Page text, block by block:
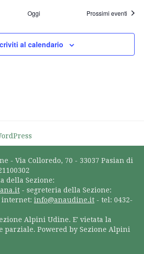
Oggi Prossimi eventi
al calendario
- Via Colloredo, 70 - 33037 Pasian di
della Sezione:
- segreteria della Sezione:
internet: info@anaudine.it - tel: 0432-
Alpini Udine. E' vietata la
parziale. Powered by Sezione Alpini